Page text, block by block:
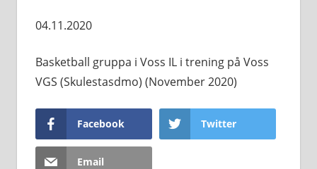
04.11.2020
Basketball gruppa i Voss IL i trening på Voss
VGS (Skulestasdmo) (November 2020)
Facebook Twitter
Email